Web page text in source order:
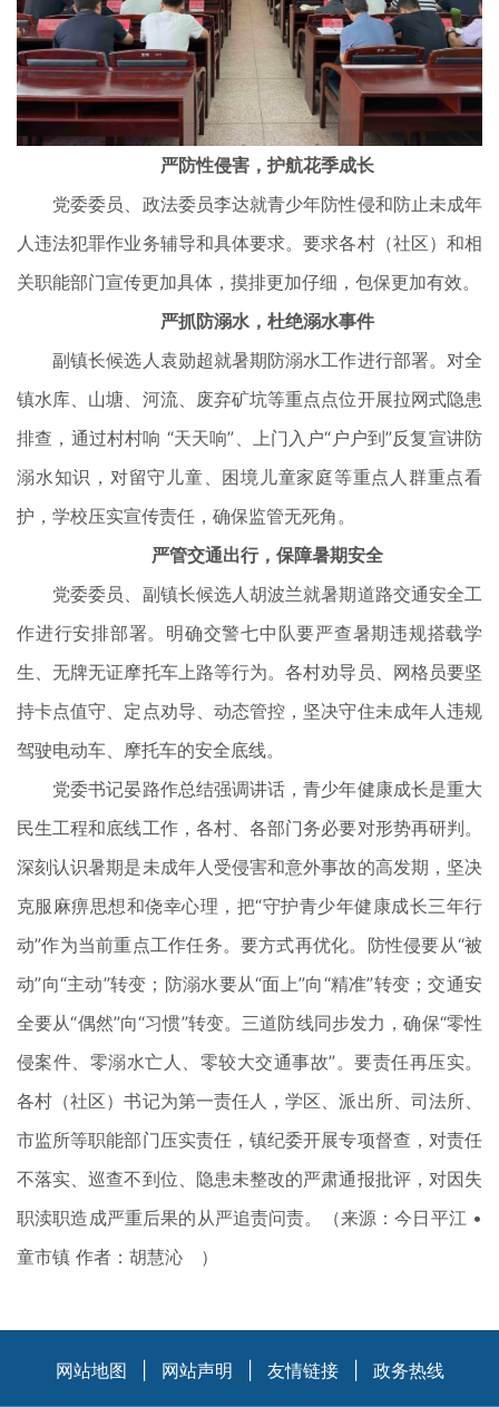
严防性侵害，护航花季成长
党委委员、政法委员李达就青少年防性侵和防止未成年
人违法犯罪作业务辅导和具体要求。要求各村（社区）和相
关职能部门宣传更加具体，摸排更加仔细，包保更加有效。
严抓防溺水，杜绝溺水事件
副镇长候选人袁勋超就暑期防溺水工作进行部署。对全
镇水库、山塘、河流、废弃矿坑等重点点位开展拉网式隐患
排查，通过村村响 “天天响”、上门入户“户户到”反复宣讲防
溺水知识，对留守儿童、困境儿童家庭等重点人群重点看
护，学校压实宣传责任，确保监管无死角。
严管交通出行，保障暑期安全
党委委员、副镇长候选人胡波兰就暑期道路交通安全工
作进行安排部署。明确交警七中队要严查暑期违规搭载学
生、无牌无证摩托车上路等行为。各村劝导员、网格员要坚
持卡点值守、定点劝导、动态管控，坚决守住未成年人违规
驾驶电动车、摩托车的安全底线。
党委书记晏路作总结强调讲话，青少年健康成长是重大
民生工程和底线工作，各村、各部门务必要对形势再研判。
深刻认识暑期是未成年人受侵害和意外事故的高发期，坚决
克服麻痹思想和侥幸心理，把“守护青少年健康成长三年行
动”作为当前重点工作任务。要方式再优化。防性侵要从“被
动”向“主动”转变；防溺水要从“面上”向“精准”转变；交通安
全要从“偶然”向“习惯”转变。三道防线同步发力，确保“零性
侵案件、零溺水亡人、零较大交通事故”。要责任再压实。
各村（社区）书记为第一责任人，学区、派出所、司法所、
市监所等职能部门压实责任，镇纪委开展专项督查，对责任
不落实、巡查不到位、隐患未整改的严肃通报批评，对因失
职渎职造成严重后果的从严追责问责。（来源：今日平江 •
童市镇 作者：胡慧沁 ）
网站地图 网站声明 友情链接 政务热线